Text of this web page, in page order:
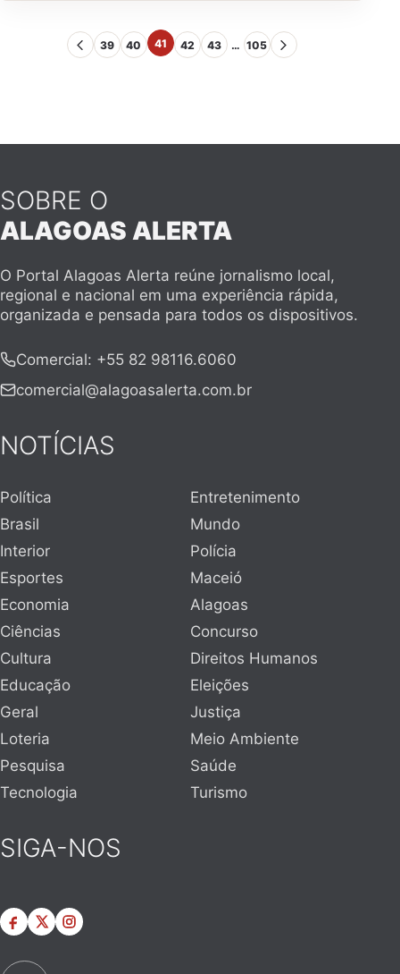
39 40 41 42 43 … 105
SOBRE O
ALAGOAS ALERTA
O Portal Alagoas Alerta reúne jornalismo local,
regional e nacional em uma experiência rápida,
organizada e pensada para todos os dispositivos.
Comercial: +55 82 98116.6060
comercial@alagoasalerta.com.br
NOTÍCIAS
Política
Entretenimento
Brasil
Mundo
Interior
Polícia
Esportes
Maceió
Economia
Alagoas
Ciências
Concurso
Cultura
Direitos Humanos
Educação
Eleições
Geral
Justiça
Loteria
Meio Ambiente
Pesquisa
Saúde
Tecnologia
Turismo
SIGA-NOS